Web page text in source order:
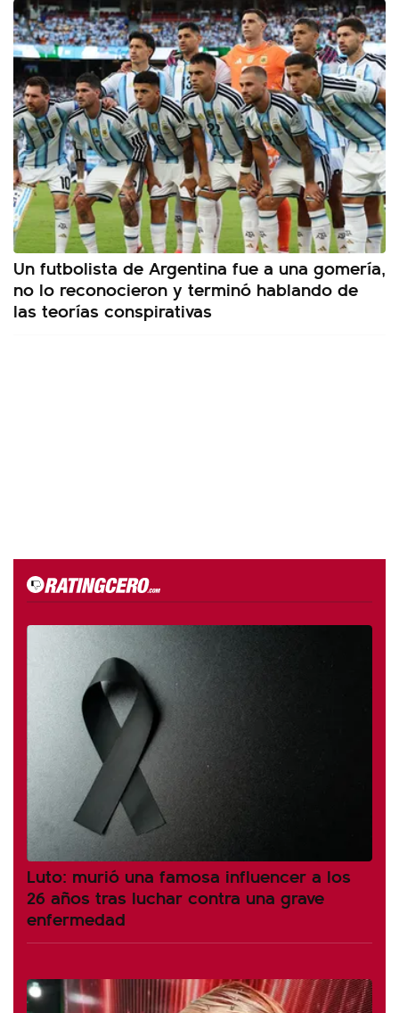
Un futbolista de Argentina fue a una gomería,
no lo reconocieron y terminó hablando de
las teorías conspirativas
Luto: murió una famosa influencer a los
26 años tras luchar contra una grave
enfermedad